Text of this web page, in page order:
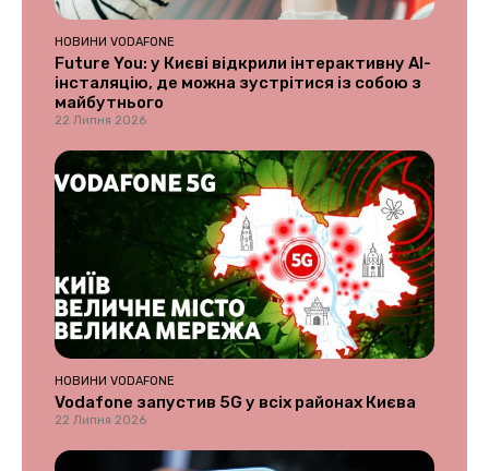
НОВИНИ VODAFONE
Future You: у Києві відкрили інтерактивну AI-
інсталяцію, де можна зустрітися із собою з
майбутнього
22 Липня 2026
НОВИНИ VODAFONE
Vodafone запустив 5G у всіх районах Києва
22 Липня 2026